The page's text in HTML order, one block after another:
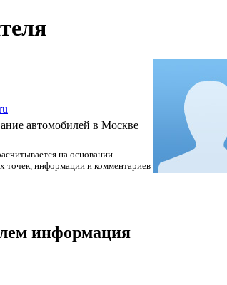
автомобилей в Москве
на основании
точек, информации и комментариев
информация